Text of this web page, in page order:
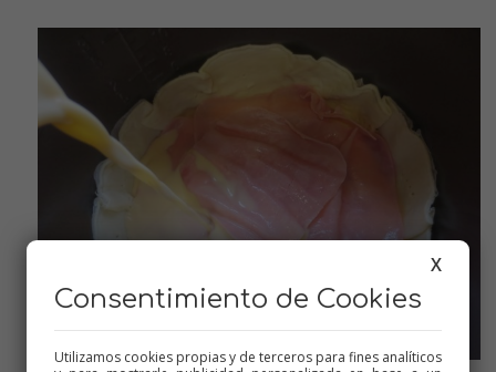
X
Consentimiento de Cookies
Utilizamos cookies propias y de terceros para fines analíticos